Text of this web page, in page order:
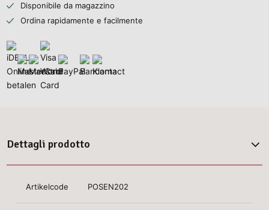
Disponibile da magazzino
Ordina rapidamente e facilmente
Dettagli prodotto
Artikelcode POSEN202